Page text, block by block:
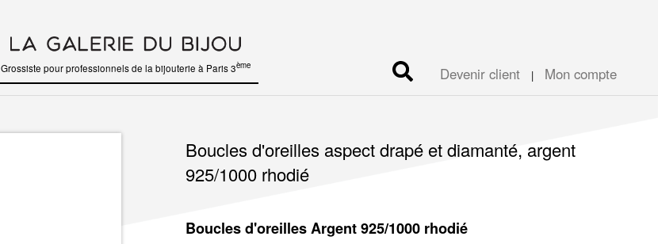
Devenir client | Mon compte
Grossiste pour professionnels de la bijouterie à Paris 3ème
Boucles d'oreilles aspect drapé et diamanté, argent
925/1000 rhodié
Boucles d'oreilles Argent 925/1000 rhodié